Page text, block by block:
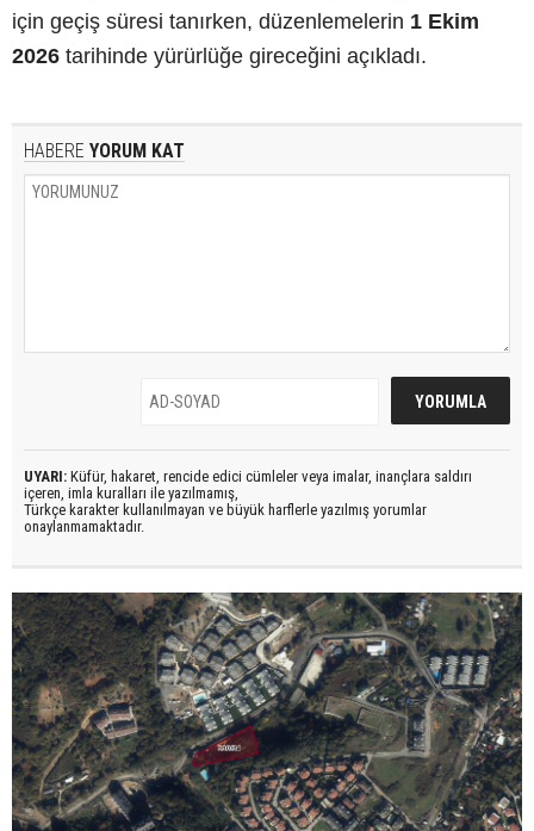
için geçiş süresi tanırken, düzenlemelerin 1 Ekim
2026 tarihinde yürürlüğe gireceğini açıkladı.
HABERE YORUM KAT
UYARI: Küfür, hakaret, rencide edici cümleler veya imalar, inançlara saldırı
içeren, imla kuralları ile yazılmamış,
Türkçe karakter kullanılmayan ve büyük harflerle yazılmış yorumlar
onaylanmamaktadır.